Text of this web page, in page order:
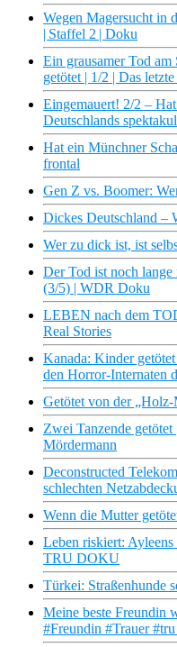
Wegen Magersucht in
| Staffel 2 | Doku
Ein grausamer Tod
getötet | 1/2 | Das
Eingemauert! 2/2 –
Deutschlands
Hat ein Münchner
frontal
Gen Z vs. Boomer:
Dickes Deutschland –
Wer zu dick ist, ist
Der Tod ist noch lange
(3/5) | WDR Doku
LEBEN nach dem
Real Stories
Kanada: Kinder
den Horror-Internaten
Getötet von der
Zwei Tanzende
Mördermann
Deconstructed
schlechten
Wenn die Mutter
Leben riskiert:
TRU DOKU
Türkei: Straßenhunde
Meine beste Freundin
#Freundin #Trauer